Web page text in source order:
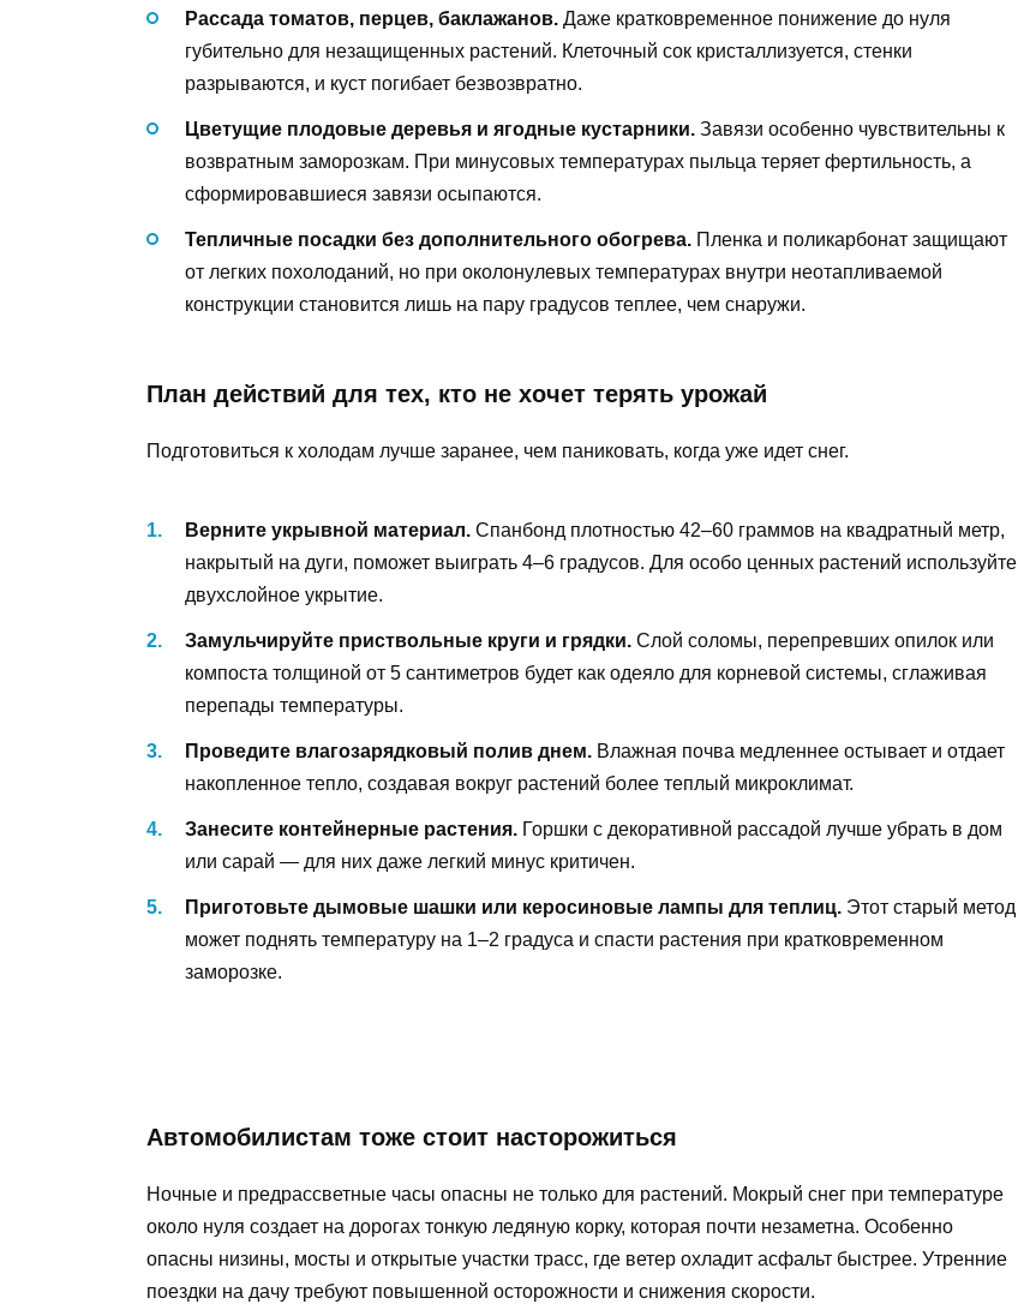
Рассада томатов, перцев, баклажанов. Даже кратковременное понижение до нуля
губительно для незащищенных растений. Клеточный сок кристаллизуется, стенки
разрываются, и куст погибает безвозвратно.
Цветущие плодовые деревья и ягодные кустарники. Завязи особенно чувствительны к
возвратным заморозкам. При минусовых температурах пыльца теряет фертильность, а
сформировавшиеся завязи осыпаются.
Тепличные посадки без дополнительного обогрева. Пленка и поликарбонат защищают
от легких похолоданий, но при околонулевых температурах внутри неотапливаемой
конструкции становится лишь на пару градусов теплее, чем снаружи.
План действий для тех, кто не хочет терять урожай
Подготовиться к холодам лучше заранее, чем паниковать, когда уже идет снег.
Верните укрывной материал. Спанбонд плотностью 42–60 граммов на квадратный метр,
накрытый на дуги, поможет выиграть 4–6 градусов. Для особо ценных растений используйте
двухслойное укрытие.
Замульчируйте приствольные круги и грядки. Слой соломы, перепревших опилок или
компоста толщиной от 5 сантиметров будет как одеяло для корневой системы, сглаживая
перепады температуры.
Проведите влагозарядковый полив днем. Влажная почва медленнее остывает и отдает
накопленное тепло, создавая вокруг растений более теплый микроклимат.
Занесите контейнерные растения. Горшки с декоративной рассадой лучше убрать в дом
или сарай — для них даже легкий минус критичен.
Приготовьте дымовые шашки или керосиновые лампы для теплиц. Этот старый метод
может поднять температуру на 1–2 градуса и спасти растения при кратковременном
заморозке.
Автомобилистам тоже стоит насторожиться
Ночные и предрассветные часы опасны не только для растений. Мокрый снег при температуре
около нуля создает на дорогах тонкую ледяную корку, которая почти незаметна. Особенно
опасны низины, мосты и открытые участки трасс, где ветер охладит асфальт быстрее. Утренние
поездки на дачу требуют повышенной осторожности и снижения скорости.